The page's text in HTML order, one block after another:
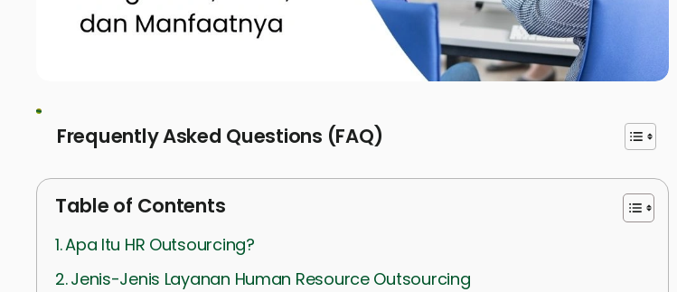
Frequently Asked Questions (FAQ)
Table of Contents
Apa Itu HR Outsourcing?
Jenis-Jenis Layanan Human Resource Outsourcing